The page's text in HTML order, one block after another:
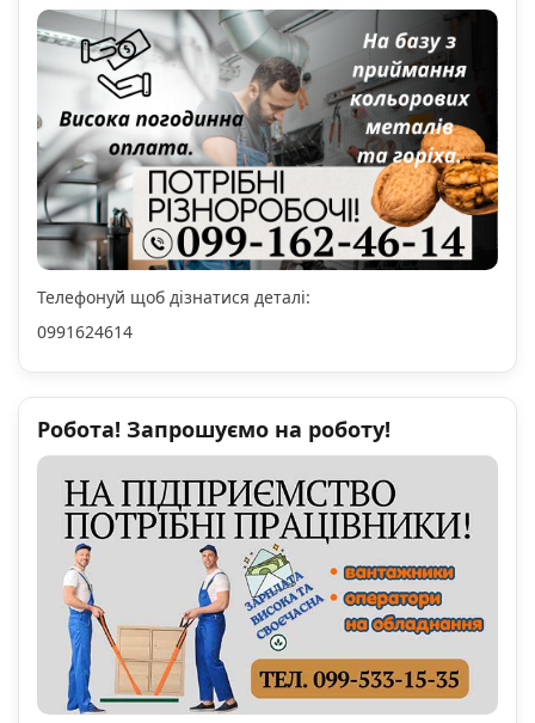
Телефонуй щоб дізнатися деталі:
0991624614
Робота! Запрошуємо на роботу!